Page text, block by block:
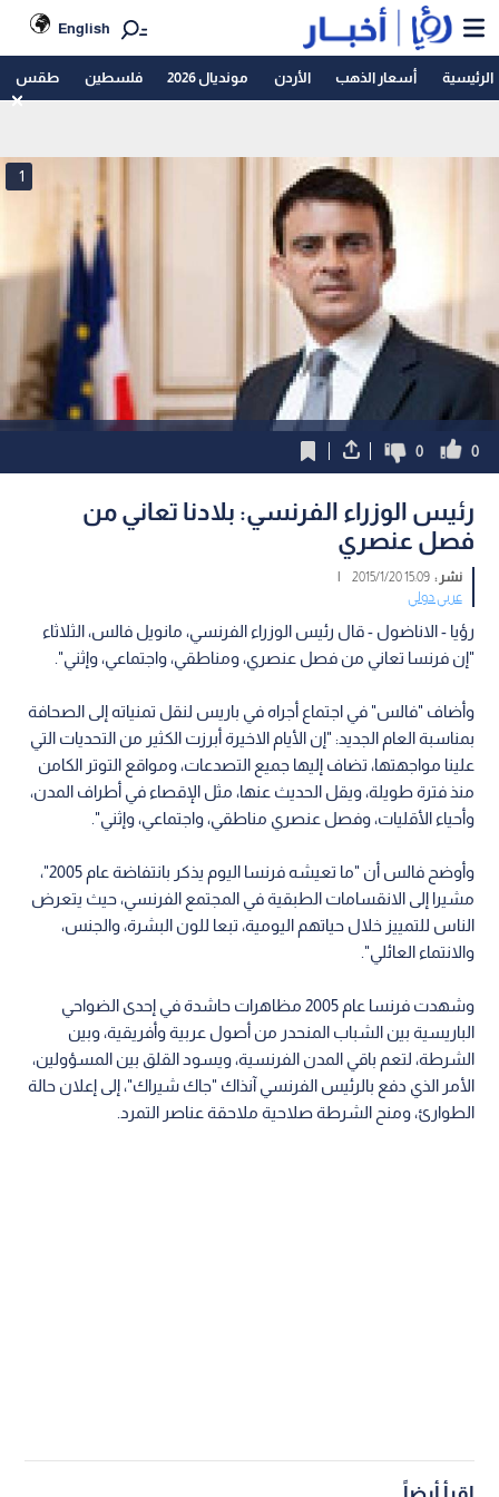
English
الرئيسية أسعار الذهب الأردن مونديال 2026 فلسطين طقس
1
0
0
رئيس الوزراء الفرنسي: بلادنا تعاني من
فصل عنصري
نشر :15:09 2015/1/20
|
عربي دولي
رؤيا - الاناضول - قال رئيس الوزراء الفرنسي، مانويل فالس، الثلاثاء
"إن فرنسا تعاني من فصل عنصري، ومناطقي، واجتماعي، وإثني".
وأضاف "فالس" في اجتماع أجراه في باريس لنقل تمنياته إلى الصحافة
بمناسبة العام الجديد: "إن الأيام الاخيرة أبرزت الكثير من التحديات التي
علينا مواجهتها، تضاف إليها جميع التصدعات، ومواقع التوتر الكامن
منذ فترة طويلة، ويقل الحديث عنها، مثل الإقصاء في أطراف المدن،
وأحياء الأقليات، وفصل عنصري مناطقي، واجتماعي، وإثني".
وأوضح فالس أن "ما تعيشه فرنسا اليوم يذكر بانتفاضة عام 2005"،
مشيرا إلى الانقسامات الطبقية في المجتمع الفرنسي، حيث يتعرض
الناس للتمييز خلال حياتهم اليومية، تبعا للون البشرة، والجنس،
والانتماء العائلي".
وشهدت فرنسا عام 2005 مظاهرات حاشدة في إحدى الضواحي
الباريسية بين الشباب المنحدر من أصول عربية وأفريقية، وبين
الشرطة، لتعم باقي المدن الفرنسية، ويسود القلق بين المسؤولين،
الأمر الذي دفع بالرئيس الفرنسي آنذاك "جاك شيراك"، إلى إعلان حالة
الطوارئ، ومنح الشرطة صلاحية ملاحقة عناصر التمرد.